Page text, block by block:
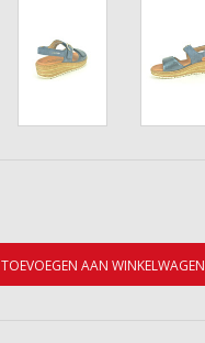
TOEVOEGEN AAN WINKELWAGEN